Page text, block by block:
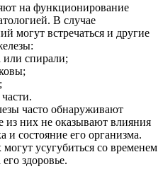
на функционирование
В случае
могут встречаться и другие
или спирали;
часто обнаруживают
из них не оказывают влияния
и состояние его организма.
усугубиться со временем
здоровье.